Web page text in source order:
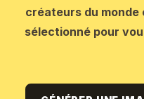
créateurs du monde
sélectionné pour